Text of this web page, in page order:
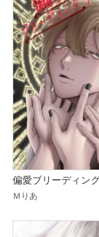
偏愛ブリーディン
Ｍりあ